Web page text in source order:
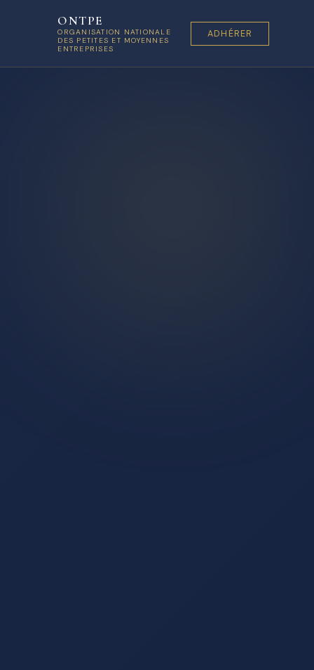
ONTPE
ORGANISATION NATIONALE
DES PETITES ET MOYENNES
ENTREPRISES
ADHÉRER